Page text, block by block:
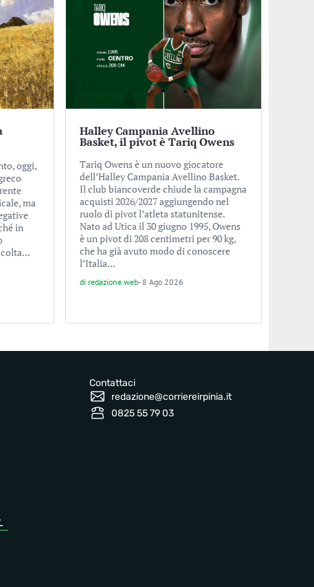
oggi,
ma
in
Halley Campania Avellino
Basket, il pivot è Tariq Owens
Tariq Owens è un nuovo giocatore
dell’Halley Campania Avellino Basket.
Il club biancoverde chiude la campagna
acquisti 2026/2027 aggiungendo nel
ruolo di pivot l’atleta statunitense.
Nato ad Utica il 30 giugno 1995, Owens
è un pivot di 208 centimetri per 90 kg,
che ha già avuto modo di conoscere
l’Italia...
di redazione web- 8 Ago 2026
Contattaci
redazione@corriereirpinia.it
0825 55 79 03